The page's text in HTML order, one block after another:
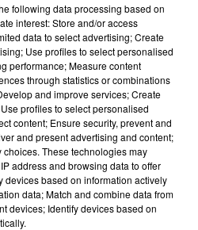
du Maine-et-Loire
pour des échanges...
: trois repreneurs
following data processing based on
interest: Store and/or access
data to select advertising; Create
Use profiles to select personalised
performance; Measure content
through statistics or combinations
and improve services; Create
profiles to select personalised
content; Ensure security, prevent and
and present advertising and content;
These technologies may
address and browsing data to offer
devices based on information actively
data; Match and combine data from
devices; Identify devices based on